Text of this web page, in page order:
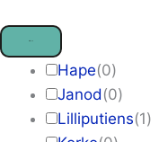
Hape(0)
Janod (0)
Lilliputiens(1)